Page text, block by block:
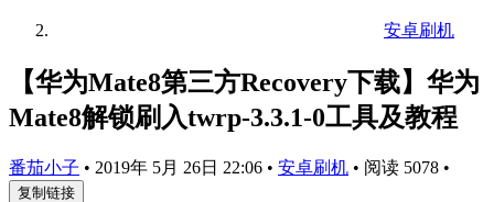
安卓刷机
【华为Mate8第三方Recovery下载】华为
Mate8解锁刷入twrp-3.3.1-0工具及教程
番茄小子 • 2019年 5月 26日 22:06 • 安卓刷机 • 阅读 5078 •
复制链接